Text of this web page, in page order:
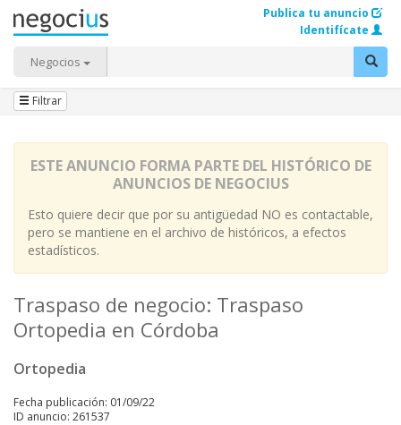
Negocios
Publica tu anuncio
Identifícate
Filtrar
ESTE ANUNCIO FORMA PARTE DEL HISTÓRICO DE
ANUNCIOS DE NEGOCIUS
Esto quiere decir que por su antigüedad NO es contactable,
pero se mantiene en el archivo de históricos, a efectos
estadísticos.
Traspaso de negocio: Traspaso
Ortopedia en Córdoba
Ortopedia
Fecha publicación: 01/09/22
ID anuncio: 261537